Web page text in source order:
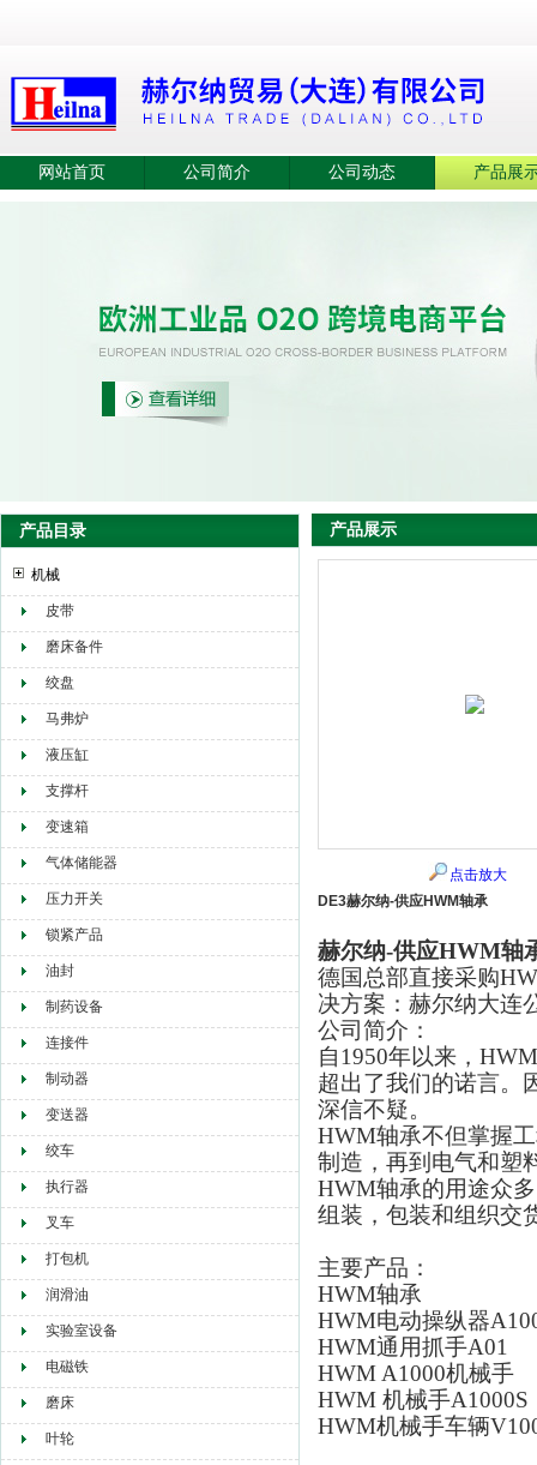
赫尔纳贸易（大连）有限公司
网站首页 公司简介 公司动态 产品展
产品目录
机械
皮带
磨床备件
绞盘
马弗炉
液压缸
支撑杆
变速箱
气体储能器
压力开关
锁紧产品
油封
制药设备
连接件
制动器
变送器
绞车
执行器
叉车
打包机
润滑油
实验室设备
电磁铁
磨床
叶轮
产品展示
点击放大
DE3赫尔纳-供应HWM轴承
赫尔纳-供应HWM轴
德国总部直接采购
决方案：赫尔纳大连
公司简介：
自1950年以来，
超出了我们的诺言。
深信不疑。
HWM轴承不但掌握
制造，再到电气和塑
HWM轴承的用途众
组装，包装和组织交
主要产品：
HWM轴承
HWM电动操纵器
HWM通用抓手A01
HWM A1000机械手
HWM 机械手A1000S
HWM机械手车辆